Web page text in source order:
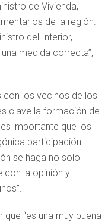
de Vivienda,
de la región.
del Interior,
medida correcta”,
con los vecinos de los
clave la formación de
importante que los
participación
se haga no solo
con la opinión y
“es una muy buena